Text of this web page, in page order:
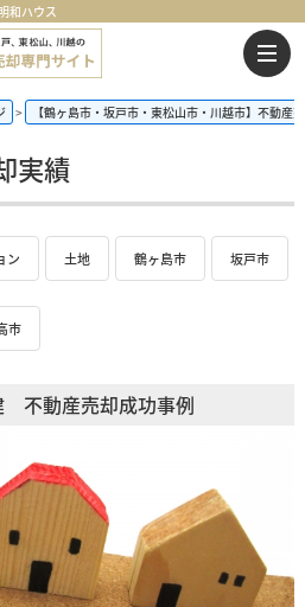
和ハウス
【鶴ヶ島市・坂戸市・東松山市・川越市】不動産
実績
ン 土地 鶴ヶ島市 坂戸市
市
不動産売却成功事例